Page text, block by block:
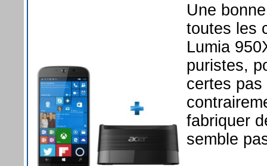
Une
toutes les
Lumia
puristes,
certes pas
fabriquer
semble